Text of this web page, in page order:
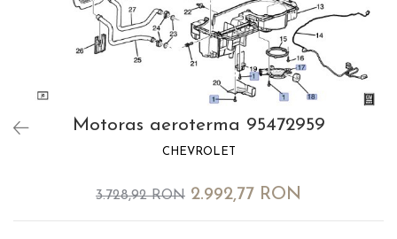
TIGRA-B 2004-2009
ZAFIRA
Mazda CX-80 KL
S-CROSS HYBRID 48V 2022-
VITARA Hybrid 48V 2020-prezent
SPARK M300 2010-2018
Motoras aeroterma 95472959
CHEVROLET
3.728,92 RON 2.992,77 RON